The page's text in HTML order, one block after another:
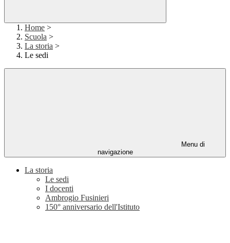
Home >
Scuola >
La storia >
Le sedi
Menu di
navigazione
La storia
Le sedi
I docenti
Ambrogio Fusinieri
150° anniversario dell'Istituto